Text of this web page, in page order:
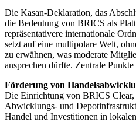
Die Kasan-Deklaration, das
die Bedeutung von BRICS als
repräsentativere internationale
setzt auf eine multipolare Welt,
zu erwähnen, was moderate
ansprechen dürfte. Zentrale
Förderung von
Die Einrichtung von BRICS Clear,
Abwicklungs- und
Handel und Investitionen in